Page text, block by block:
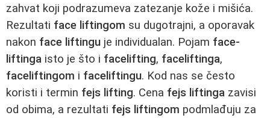
zahvat koji podrazumeva zatezanje kože i mišića.
Rezultati face liftingom su dugotrajni, a oporavak
nakon face liftingu je individualan. Pojam face-
liftinga isto je što i facelifting, faceliftinga,
faceliftingom i faceliftingu. Kod nas se često
koristi i termin fejs lifting. Cena fejs liftinga zavisi
od obima, a rezultati fejs liftingom podmlađuju za